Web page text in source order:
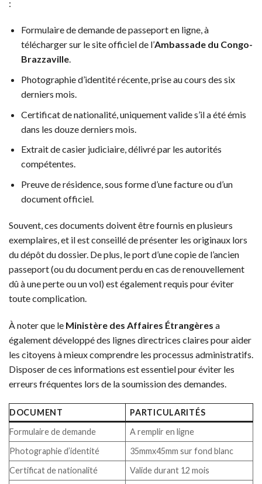
:
Formulaire de demande de passeport en ligne, à
télécharger sur le site officiel de l’Ambassade du Congo-
Brazzaville.
Photographie d’identité récente, prise au cours des six
derniers mois.
Certificat de nationalité, uniquement valide s’il a été émis
dans les douze derniers mois.
Extrait de casier judiciaire, délivré par les autorités
compétentes.
Preuve de résidence, sous forme d’une facture ou d’un
document officiel.
Souvent, ces documents doivent être fournis en plusieurs
exemplaires, et il est conseillé de présenter les originaux lors
du dépôt du dossier. De plus, le port d’une copie de l’ancien
passeport (ou du document perdu en cas de renouvellement
dû à une perte ou un vol) est également requis pour éviter
toute complication.
À noter que le Ministère des Affaires Étrangères a
également développé des lignes directrices claires pour aider
les citoyens à mieux comprendre les processus administratifs.
Disposer de ces informations est essentiel pour éviter les
erreurs fréquentes lors de la soumission des demandes.
DOCUMENT
PARTICULARITÉS
Formulaire de demande
A remplir en ligne
Photographie d’identité
35mmx45mm sur fond blanc
Certificat de nationalité
Valide durant 12 mois